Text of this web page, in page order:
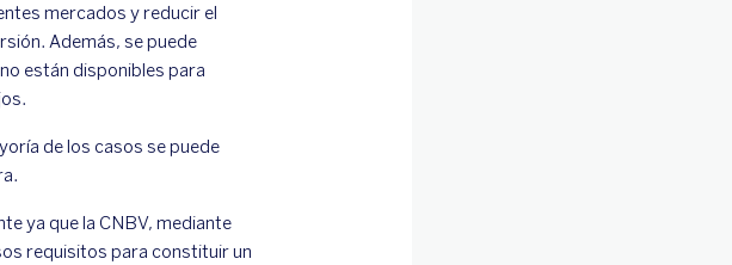
mercados y reducir el
Además, se puede
están disponibles para
de los casos se puede
ya que la CNBV, mediante
requisitos para constituir un